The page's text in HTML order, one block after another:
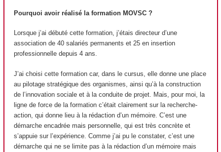
Pourquoi avoir réalisé la formation MOVSC ?
Lorsque j’ai débuté cette formation, j’étais directeur d’une
association de 40 salariés permanents et 25 en insertion
professionnelle depuis 4 ans.
J’ai choisi cette formation car, dans le cursus, elle donne une place
au pilotage stratégique des organismes, ainsi qu’à la construction
de l’innovation sociale et à la conduite de projet. Mais, pour moi, la
ligne de force de la formation c’était clairement sur la recherche-
action, qui donne lieu à la rédaction d’un mémoire. C’est une
démarche encadrée mais personnelle, qui est très concrète et
s’appuie sur l’expérience. Comme j’ai pu le constater, c’est une
démarche qui ne se limite pas à la rédaction d’un mémoire mais